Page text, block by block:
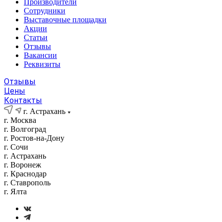
Производители
Сотрудники
Выставочные площадки
Акции
Статьи
Отзывы
Вакансии
Реквизиты
Отзывы
Цены
Контакты
г. Астрахань
г. Москва
г. Волгоград
г. Ростов-на-Дону
г. Сочи
г. Астрахань
г. Воронеж
г. Краснодар
г. Ставрополь
г. Ялта